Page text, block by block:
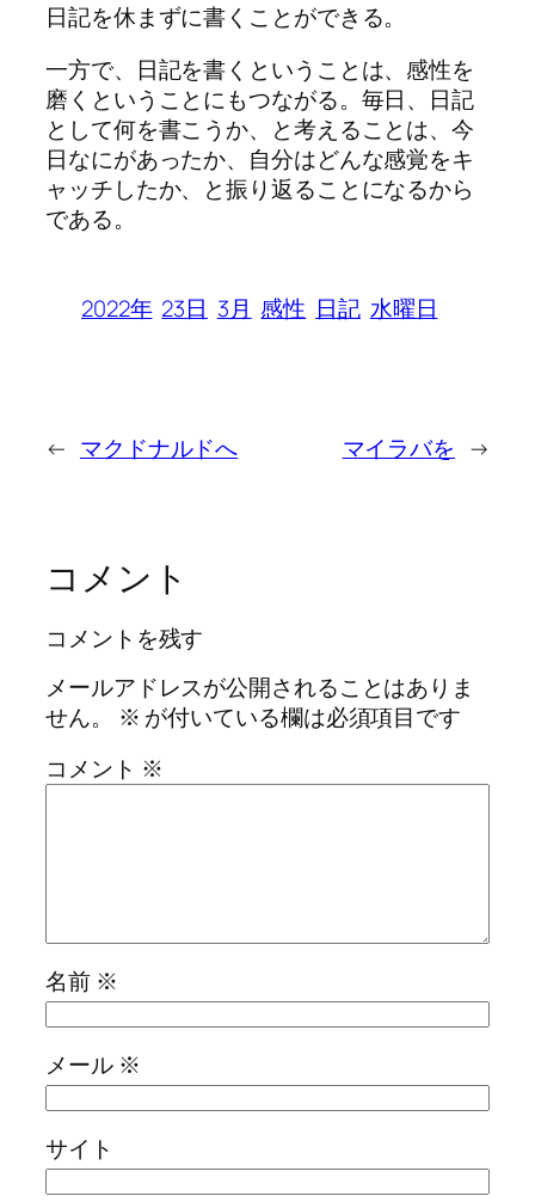
日記を休まずに書くことができる。
一方で、日記を書くということは、感性を
磨くということにもつながる。毎日、日記
として何を書こうか、と考えることは、今
日なにがあったか、自分はどんな感覚をキ
ャッチしたか、と振り返ることになるから
である。
2022年 23日 3月 感性 日記 水曜日
← マクドナルドへ マイラバを →
コメント
コメントを残す
メールアドレスが公開されることはありま
せん。
※ が付いている欄は必須項目です
コメント ※
名前 ※
メール ※
サイト